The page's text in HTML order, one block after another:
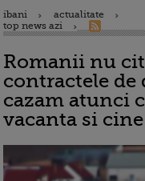
ibani
actualitate
top news azi
Romanii nu
contractele de
cazam atunci
vacanta si